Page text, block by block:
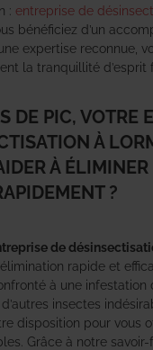
: entreprise de
bénéficiez d’un
expertise reconnue,
la tranquillité d’esprit
DE PIC, VOTRE
À
À ÉLIMINER
?
de
rapide et
à une infestation
d’autres insectes
disposition pour vous
Grâce à notre savoir-